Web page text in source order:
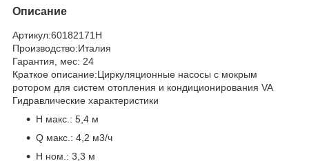
Описание
Артикул:60182171H
Производство:Италия
Гарантия, мес: 24
Краткое описание:Циркуляционные насосы с мокрым
ротором для систем отопления и кондиционирования VA
Гидравлические характеристики
H макс.: 5,4 м
Q макс.: 4,2 м3/ч
H ном.: 3,3 м